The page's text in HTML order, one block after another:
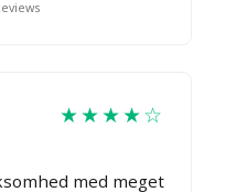
★★★★☆
med meget